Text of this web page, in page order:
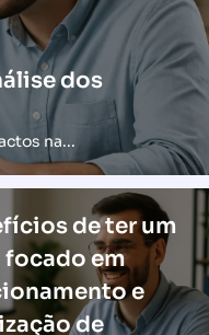
dos
na...
de ter um
focado em
e
de